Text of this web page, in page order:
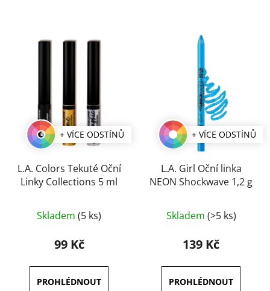
+ VÍCE ODSTÍNŮ
L.A. Colors Tekuté Oční
Linky Collections 5 ml
hodnocení
produktu
5,0
z
Skladem (5 ks)
99 Kč
+ VÍCE ODSTÍNŮ
L.A. Girl Oční linka
NEON Shockwave 1,2 g
hodnocení
produktu
4,7
z
Skladem (>5 ks)
139 Kč